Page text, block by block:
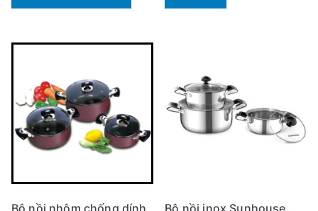
Bộ nồi nhôm chống dính
Bộ nồi inox Sunhouse